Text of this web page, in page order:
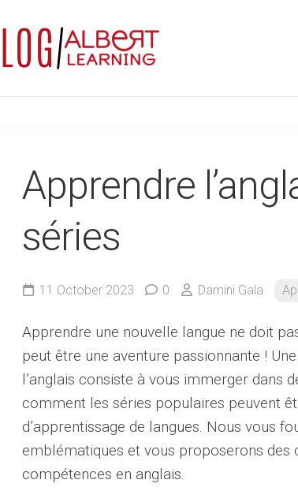
Apprendre
séries
11 October 2023 0 Damini Gala
Apprendre une nouvelle langue ne doit
peut être une aventure passionnante !
l’anglais consiste à vous immerger dans
comment les séries populaires peuvent
d’apprentissage de langues. Nous vous
emblématiques et vous proposerons des
compétences en anglais.